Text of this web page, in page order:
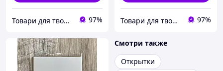
Товари для творчості та скрапбукінгу "Shine art" 97% Товари для творчості та скрапбукінгу "Shine art" 97%
Смотри также
Открытки